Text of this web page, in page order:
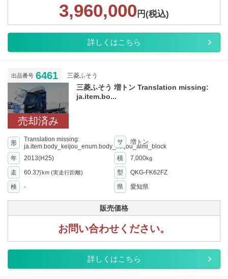
3,960,000 円(税込)
詳しくはこちら
出品番号 6461 三菱ふそう
売却済み
三菱ふそう 増トン Translation missing:
ja.item.bo...
形
Translation missing:
ja.item.body_keijou_enum.body_keijou_almi_block
サ 増トン
年 2013(H25) 積 7,000kg
走 60.3万km (実走行距離) 型
QKG-FK62FZ
検
- 県 愛知県
販売価格
お問い合わせください。
詳しくはこちら